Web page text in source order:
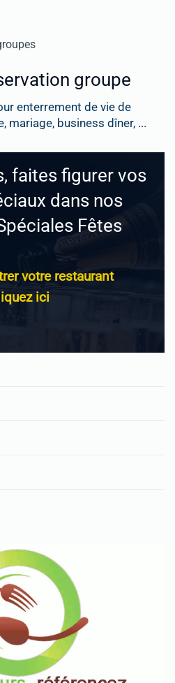
groupe
enterrement de vie de
mariage, business dîner, ...
faites figurer vos
dans nos
Fêtes
votre restaurant
ici